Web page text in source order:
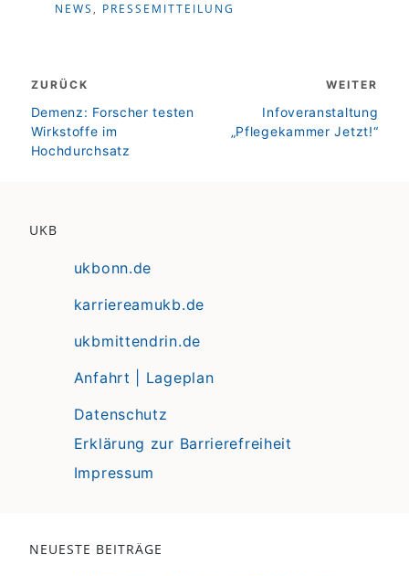
NEWS , PRESSEMITTEILUNG
ZURÜCK
zurück
Demenz: Forscher testen
Wirkstoffe im
Hochdurchsatz
WEITER
weiter
Infoveranstaltung
„Pflegekammer Jetzt!“
UKB
ukbonn.de
karriereamukb.de
ukbmittendrin.de
Anfahrt | Lageplan
Datenschutz
Erklärung zur Barrierefreiheit
Impressum
NEUESTE BEITRÄGE